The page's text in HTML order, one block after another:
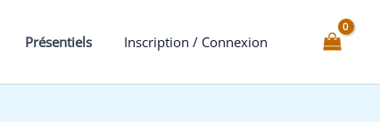
Présentiels Inscription / Connexion
-